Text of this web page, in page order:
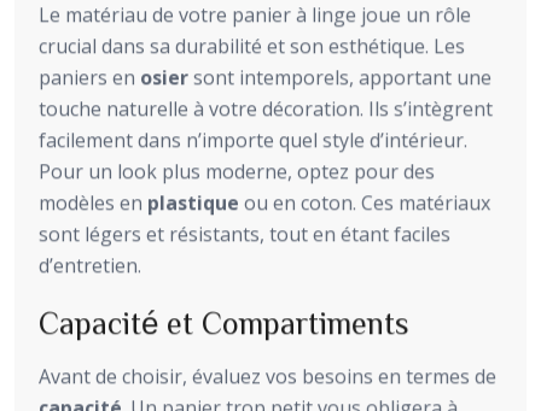
Le matériau de votre panier à linge joue un rôle
crucial dans sa durabilité et son esthétique. Les
paniers en osiersont intemporels, apportant une
touche naturelle à votre décoration. Ils s’intègrent
facilement dans n’importe quel style d’intérieur.
Pour un look plus moderne, optez pour des
modèles en plastique ou en coton. Ces matériaux
sont légers et résistants, tout en étant faciles
d’entretien.
Capacité et Compartiments
Avant de choisir, évaluez vos besoins en termes de